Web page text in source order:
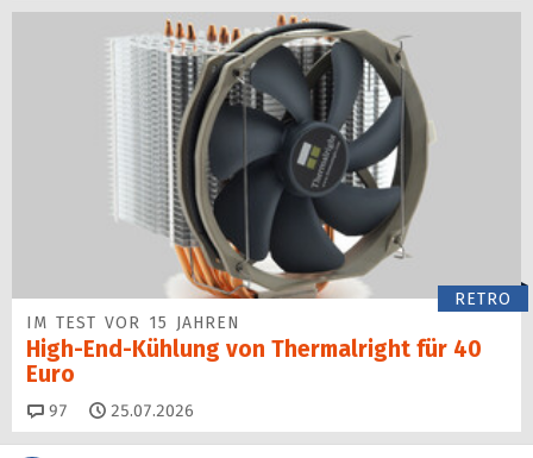
RETRO
IM TEST VOR 15 JAHREN
High-End-Kühlung von Thermalright für 40
Euro
97 Kommentare
25.07.2026